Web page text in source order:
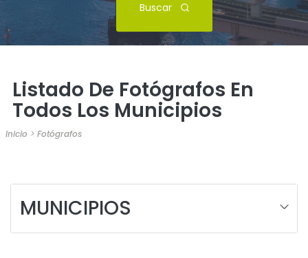
Buscar
Listado De Fotógrafos En
Todos Los Municipios
Inicio > Fotógrafos
MUNICIPIOS